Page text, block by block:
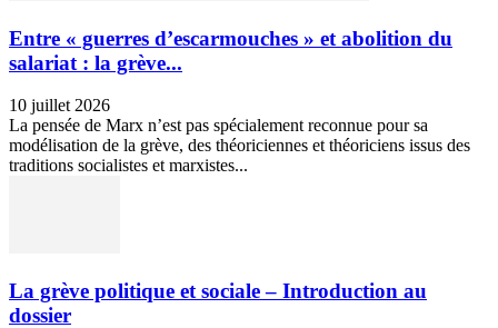
Entre « guerres d’escarmouches » et abolition du
salariat : la grève...
10 juillet 2026
La pensée de Marx n’est pas spécialement reconnue pour sa
modélisation de la grève, des théoriciennes et théoriciens issus des
traditions socialistes et marxistes...
La grève politique et sociale – Introduction au
dossier